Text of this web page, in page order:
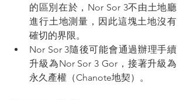
的區別在於，Nor Sor 3不由土地廳
進行土地測量，因此這塊土地沒有
確切的界限。
Nor Sor 3隨後可能會通過辦理手續
升級為Nor Sor 3 Gor，接著升級為
永久產權（Chanote地契）。